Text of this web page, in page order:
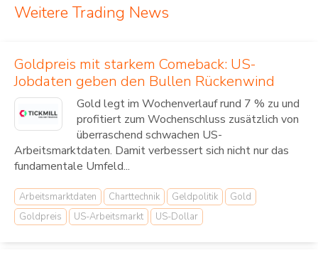
Weitere Trading News
Goldpreis mit starkem Comeback: US-
Jobdaten geben den Bullen Rückenwind
Gold legt im Wochenverlauf rund 7 % zu und
profitiert zum Wochenschluss zusätzlich von
überraschend schwachen US-
Arbeitsmarktdaten. Damit verbessert sich nicht nur das
fundamentale Umfeld...
Arbeitsmarktdaten Charttechnik Geldpolitik
Gold
Goldpreis
US-Arbeitsmarkt US-Dollar